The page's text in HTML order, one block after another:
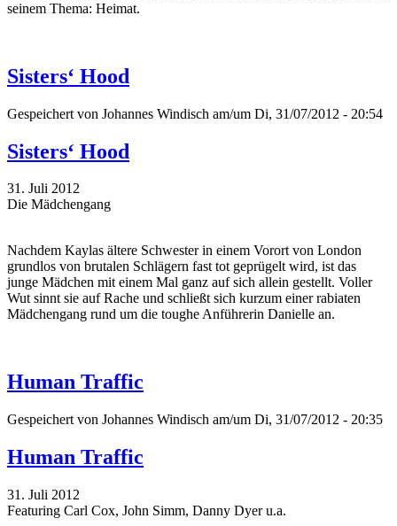
seinem Thema: Heimat.
Sisters‘ Hood
Gespeichert von Johannes Windisch am/um Di, 31/07/2012 - 20:54
Sisters‘ Hood
31. Juli 2012
Die Mädchengang
Nachdem Kaylas ältere Schwester in einem Vorort von London
grundlos von brutalen Schlägern fast tot geprügelt wird, ist das
junge Mädchen mit einem Mal ganz auf sich allein gestellt. Voller
Wut sinnt sie auf Rache und schließt sich kurzum einer rabiaten
Mädchengang rund um die toughe Anführerin Danielle an.
Human Traffic
Gespeichert von Johannes Windisch am/um Di, 31/07/2012 - 20:35
Human Traffic
31. Juli 2012
Featuring Carl Cox, John Simm, Danny Dyer u.a.